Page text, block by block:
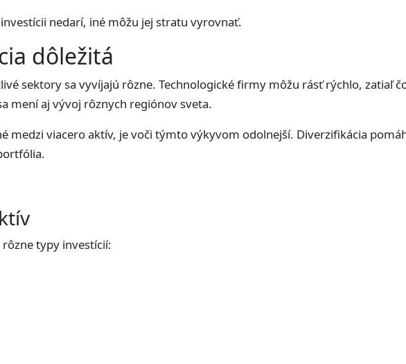
nedarí, iné môžu jej stratu vyrovnať.
dôležitá
sektory sa vyvíjajú rôzne. Technologické firmy môžu rásť rýchlo, zatiaľ
mení aj vývoj rôznych regiónov sveta.
medzi viacero aktív, je voči týmto výkyvom odolnejší. Diverzifikácia
typy investícií: